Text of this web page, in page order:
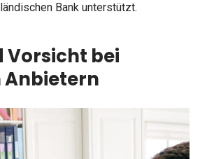
Bank unterstützt.
Vorsicht bei
Anbietern